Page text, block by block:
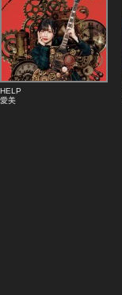
HELP
愛美